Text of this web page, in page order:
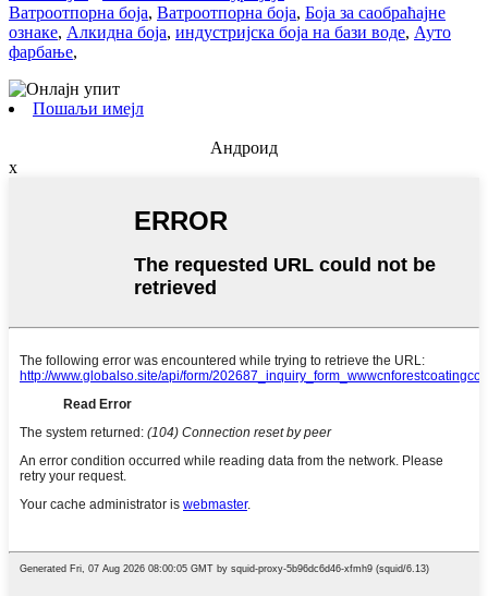
Ватроотпорна боја, Ватроотпорна боја, Боја за саобраћајне
ознаке, Алкидна боја, индустријска боја на бази воде, Ауто
фарбање,
Пошаљи имејл
Андроид
x